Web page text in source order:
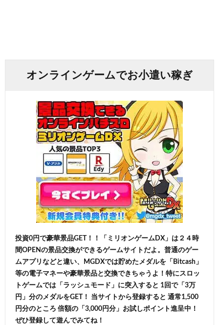
オンラインゲームでお小遣い稼ぎ
投資0円で豪華景品GET！！「ミリオンゲームDX」は２４時
間OPENの景品交換ができるゲームサイトだよ。普通のゲー
ムアプリなどと違い、MGDXでは貯めたメダルを「Bitcash」
等の電子マネーや豪華景品と交換できちゃうよ！特にスロッ
トゲームでは「ラッシュモード」に突入すると 1回で「3万
円」分のメダルをGET！ 当サイトから登録すると 通常1,500
円分のところ 倍額の「3,000円分」お試しポイント進呈中！
ぜひ登録して遊んでみてね！